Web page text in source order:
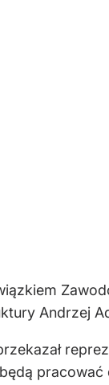
Andrzej
pracować